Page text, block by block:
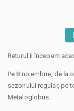
Returul îl începem
Pe 8 noiembrie, de la
sezonului regular, pe
Metaloglobus.